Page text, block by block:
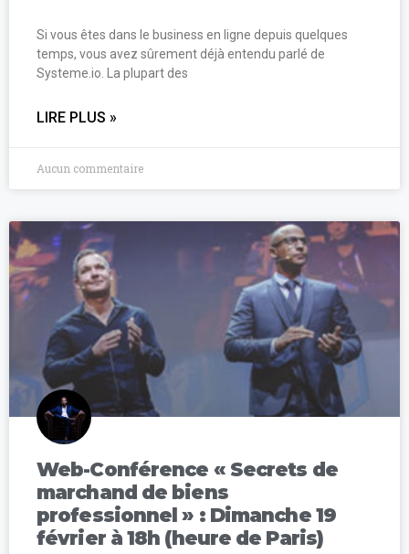
Si vous êtes dans le business en ligne depuis quelques
temps, vous avez sûrement déjà entendu parlé de
Systeme.io. La plupart des
LIRE PLUS »
Aucun commentaire
Web-Conférence « Secrets de
marchand de biens
professionnel » : Dimanche 19
février à 18h (heure de Paris)